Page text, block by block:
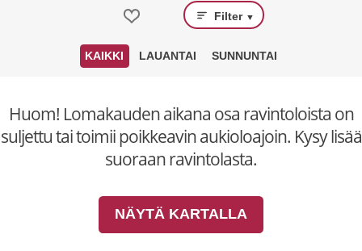
Filter ▼
KAIKKI LAUANTAI SUNNUNTAI
Huom! Lomakauden aikana osa ravintoloista on
suljettu tai toimii poikkeavin aukioloajoin. Kysy lisää
suoraan ravintolasta.
NÄYTÄ KARTALLA